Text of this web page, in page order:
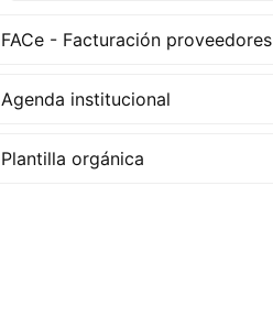
FACe - Facturación proveedores
Agenda institucional
Plantilla orgánica